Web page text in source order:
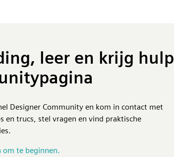
leer en krijg hulp
Designer Community en kom in contact met
en trucs, stel vragen en vind praktische
om te beginnen.